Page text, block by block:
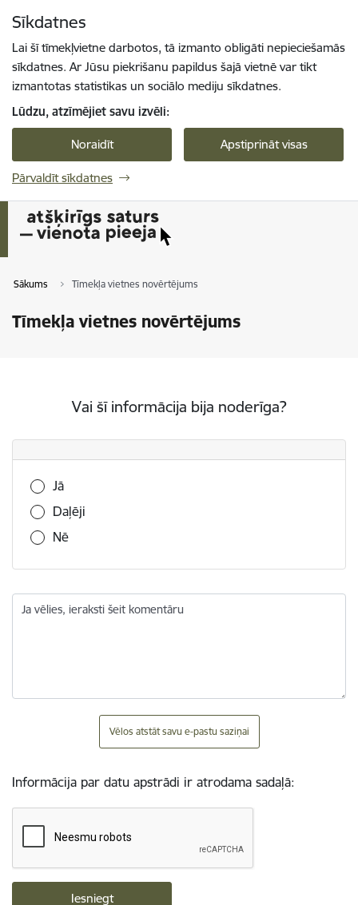
Sīkdatnes
Lai šī tīmekļvietne darbotos, tā izmanto obligāti nepieciešamās
sīkdatnes. Ar Jūsu piekrišanu papildus šajā vietnē var tikt
izmantotas statistikas un sociālo mediju sīkdatnes.
Lūdzu, atzīmējiet savu izvēli:
Noraidīt Apstiprināt visas
Pārvaldīt sīkdatnes
Sākums Tīmekļa vietnes novērtējums
Tīmekļa vietnes novērtējums
Vai šī informācija bija noderīga?
Vai šī informācija bija noderīga?
Jā
Daļēji
Nē
Ja vēlies, ieraksti šeit komentāru
Vēlos atstāt savu e-pastu saziņai
Informācija par datu apstrādi ir atrodama sadaļā: